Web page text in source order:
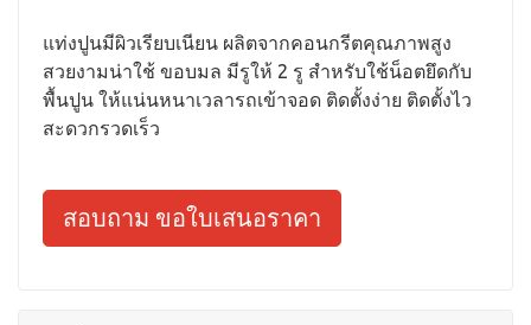
แท่งปูนมีผิวเรียบเนียน ผลิตจากคอนกรีตคุณภาพสูง
สวยงามน่าใช้ ขอบมล มีรูให้ 2 รู สำหรับใช้น็อตยึดกับ
พื้นปูน ให้แน่นหนาเวลารถเข้าจอด ติดตั้งง่าย ติดตั้งไว
สะดวกรวดเร็ว
สอบถาม ขอใบเสนอราคา